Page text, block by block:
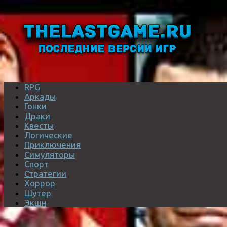
RPG
Аркады
Гонки
Драки
Квесты
Логические
Приключения
Симуляторы
Спорт
Стратегии
Хоррор
Шутер
Экшн